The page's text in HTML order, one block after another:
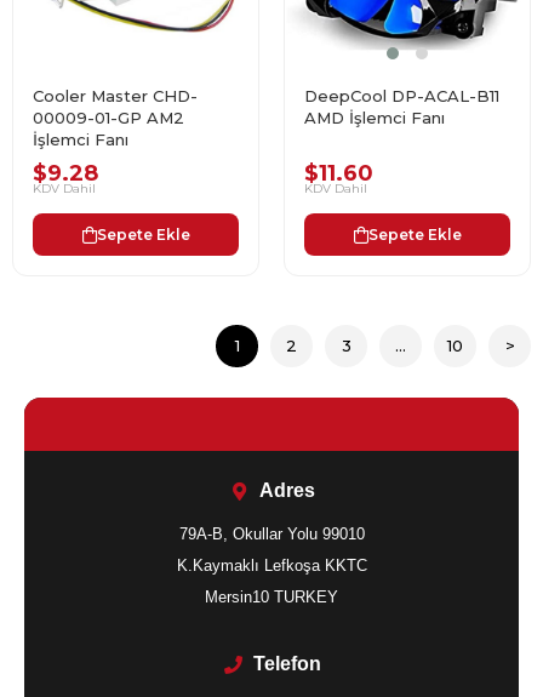
Cooler Master CHD-
00009-01-GP AM2
İşlemci Fanı
$9.28
KDV Dahil
Sepete Ekle
DeepCool DP-ACAL-B11
AMD İşlemci Fanı
$11.60
KDV Dahil
Sepete Ekle
1 2 3 ... 10 >
Adres
79A-B, Okullar Yolu 99010
K.Kaymaklı Lefkoşa KKTC
Mersin10 TURKEY
Telefon